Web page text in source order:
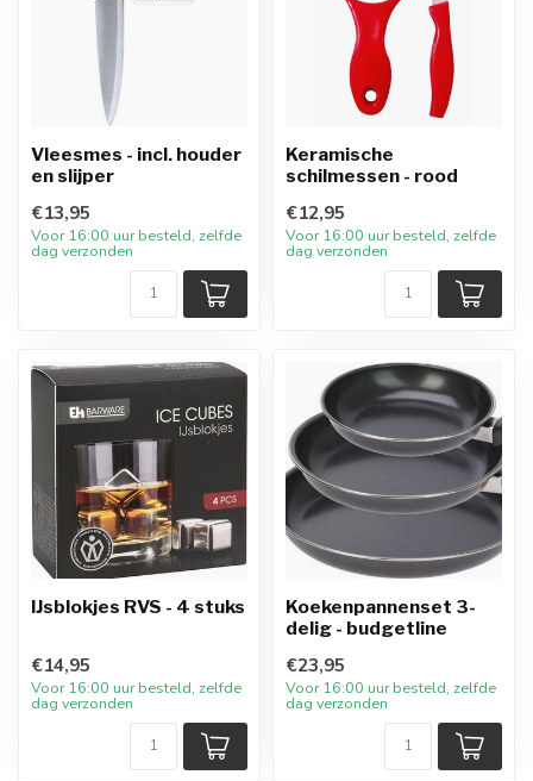
Vleesmes - incl. houder
en slijper
€13,95
Voor 16:00 uur besteld, zelfde
dag verzonden
Keramische
schilmessen - rood
€12,95
Voor 16:00 uur besteld, zelfde
dag verzonden
IJsblokjes RVS - 4 stuks
€14,95
Voor 16:00 uur besteld, zelfde
dag verzonden
Koekenpannenset 3-
delig - budgetline
€23,95
Voor 16:00 uur besteld, zelfde
dag verzonden